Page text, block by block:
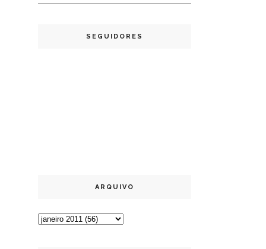
SEGUIDORES
ARQUIVO